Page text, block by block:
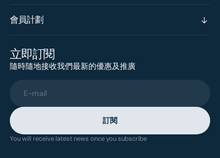
會員計劃
立即訂閱
隨時隨地接收我們最新的優惠及推廣
E-mail
訂閱
You will receive latest news once you subscribe